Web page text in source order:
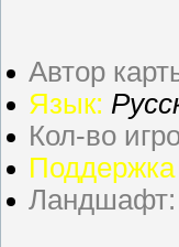
Автор
Язык:
Кол-во
Ландшафт: